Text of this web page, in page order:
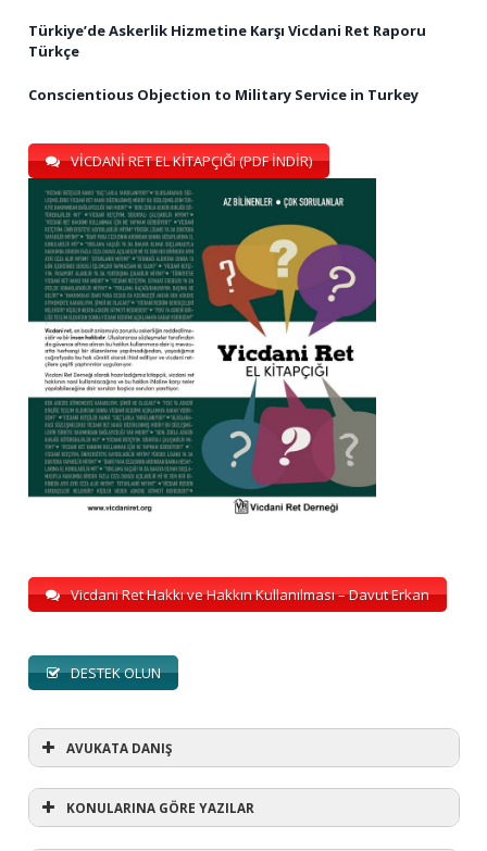
Türkiye’de Askerlik Hizmetine Karşı Vicdani Ret Raporu
Türkçe
Conscientious Objection to Military Service in Turkey
VİCDANİ RET EL KİTAPÇIĞI (PDF İNDİR)
Vicdani Ret Hakkı ve Hakkın Kullanılması – Davut Erkan
DESTEK OLUN
AVUKATA DANIŞ
KONULARINA GÖRE YAZILAR